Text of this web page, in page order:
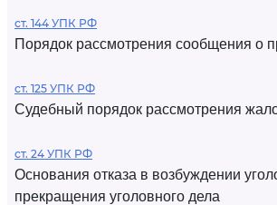
ст. 144 УПК РФ
Порядок рассмотрения сообщения о
ст. 125 УПК РФ
Судебный порядок рассмотрения
ст. 24 УПК РФ
Основания отказа в возбуждении
прекращения уголовного дела